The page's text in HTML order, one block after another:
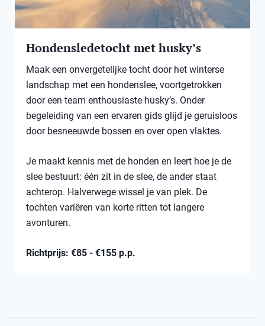
Hondensledetocht met husky’s
Maak een onvergetelijke tocht door het winterse
landschap met een hondenslee, voortgetrokken
door een team enthousiaste husky’s. Onder
begeleiding van een ervaren gids glijd je geruisloos
door besneeuwde bossen en over open vlaktes.
Je maakt kennis met de honden en leert hoe je de
slee bestuurt: één zit in de slee, de ander staat
achterop. Halverwege wissel je van plek. De
tochten variëren van korte ritten tot langere
avonturen.
Richtprijs: €85 - €155 p.p.